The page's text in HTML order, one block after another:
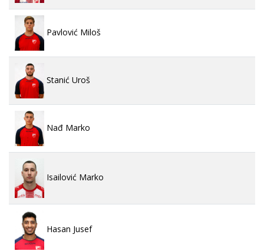
Pavlović Miloš
Stanić Uroš
Nađ Marko
Isailović Marko
Hasan Jusef